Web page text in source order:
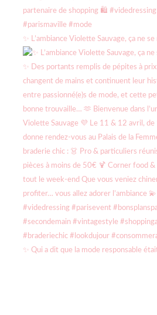
✨ L’ambiance Violette Sauvage, ça ne
✨ Qui a dit que la mode responsable